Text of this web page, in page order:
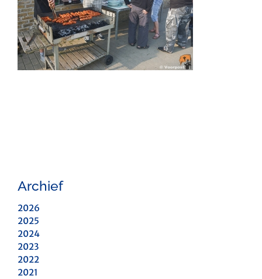
Archief
2026
2025
2024
2023
2022
2021